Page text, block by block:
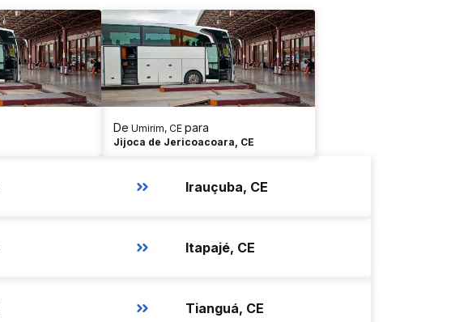
De Umirim, CE para
Jijoca de Jericoacoara, CE
Irauçuba, CE
Itapajé, CE
Tianguá, CE